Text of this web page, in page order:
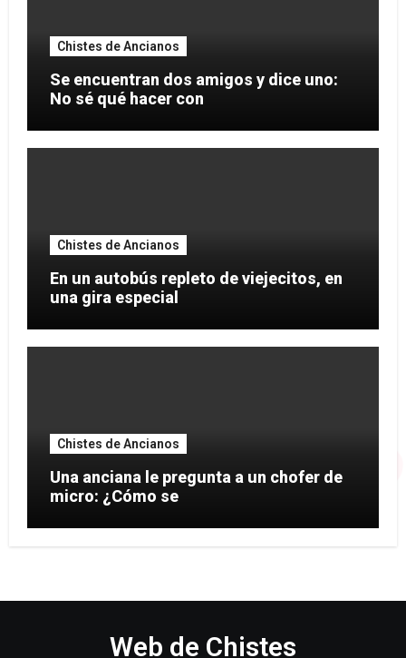
Chistes de Ancianos
Se encuentran dos amigos y dice uno:
No sé qué hacer con
Chistes de Ancianos
En un autobús repleto de viejecitos, en
una gira especial
Chistes de Ancianos
Una anciana le pregunta a un chofer de
micro: ¿Cómo se
Web de Chistes